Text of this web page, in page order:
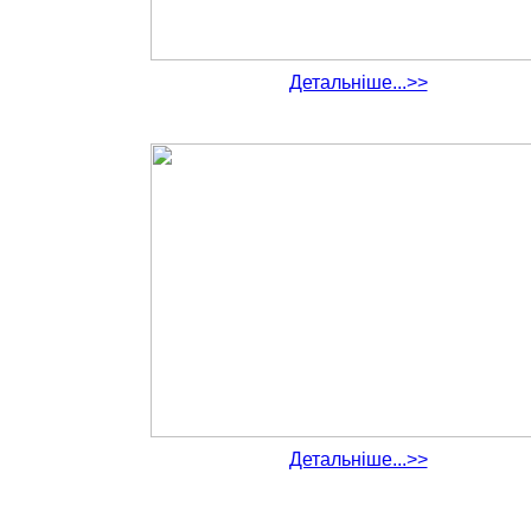
Детальніше...>>
Детальніше...>>